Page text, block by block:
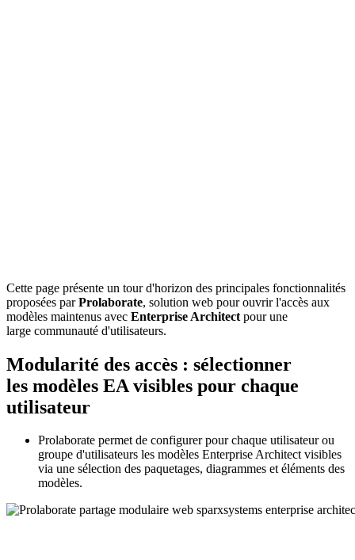
Cette page présente un tour d'horizon des principales fonctionnalités
proposées parProlaborate, solution web pour ouvrir l'accès aux
modèles maintenus avec Enterprise Architect pour une
large communauté d'utilisateurs.
Modularité des accès : sélectionner
les modèles EA visibles pour chaque
utilisateur
Prolaborate permet de configurer pour chaque utilisateur ou
groupe d'utilisateurs les modèles Enterprise Architect visibles
via une sélection des paquetages, diagrammes et éléments des
modèles.